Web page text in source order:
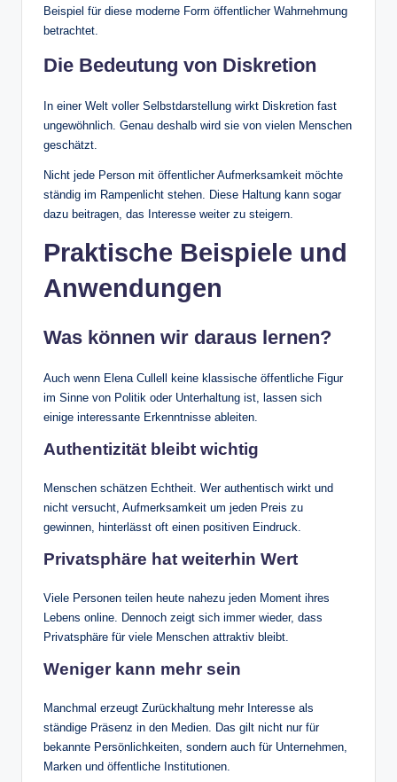
Beispiel für diese moderne Form öffentlicher Wahrnehmung
betrachtet.
Die Bedeutung von Diskretion
In einer Welt voller Selbstdarstellung wirkt Diskretion fast
ungewöhnlich. Genau deshalb wird sie von vielen Menschen
geschätzt.
Nicht jede Person mit öffentlicher Aufmerksamkeit möchte
ständig im Rampenlicht stehen. Diese Haltung kann sogar
dazu beitragen, das Interesse weiter zu steigern.
Praktische Beispiele und
Anwendungen
Was können wir daraus lernen?
Auch wenn Elena Cullell keine klassische öffentliche Figur
im Sinne von Politik oder Unterhaltung ist, lassen sich
einige interessante Erkenntnisse ableiten.
Authentizität bleibt wichtig
Menschen schätzen Echtheit. Wer authentisch wirkt und
nicht versucht, Aufmerksamkeit um jeden Preis zu
gewinnen, hinterlässt oft einen positiven Eindruck.
Privatsphäre hat weiterhin Wert
Viele Personen teilen heute nahezu jeden Moment ihres
Lebens online. Dennoch zeigt sich immer wieder, dass
Privatsphäre für viele Menschen attraktiv bleibt.
Weniger kann mehr sein
Manchmal erzeugt Zurückhaltung mehr Interesse als
ständige Präsenz in den Medien. Das gilt nicht nur für
bekannte Persönlichkeiten, sondern auch für Unternehmen,
Marken und öffentliche Institutionen.